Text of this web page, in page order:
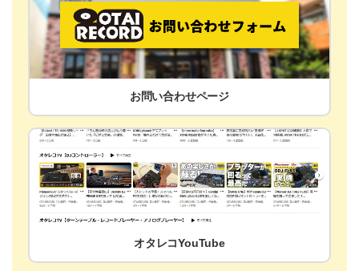
お問い合わせページ
オタレコYouTube